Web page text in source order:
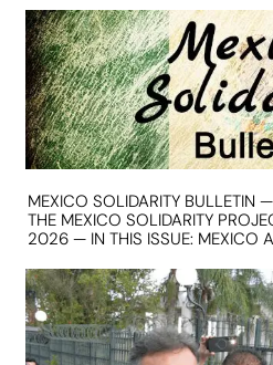
MEXICO SOLIDARITY BULLETIN
THE MEXICO SOLIDARITY
2026 — IN THIS ISSUE: MEXICO